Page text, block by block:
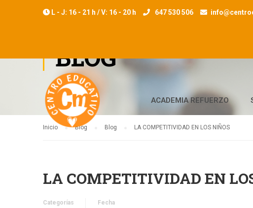
L - J: 16 - 21 h / V: 16 - 20 h 647 530 506
ACADEMIA REFUERZO
BLOG
Inicio Blog Blog LA COMPETITIVIDAD EN LOS NIÑOS
LA COMPETITIVIDAD EN
Categorías
Fecha